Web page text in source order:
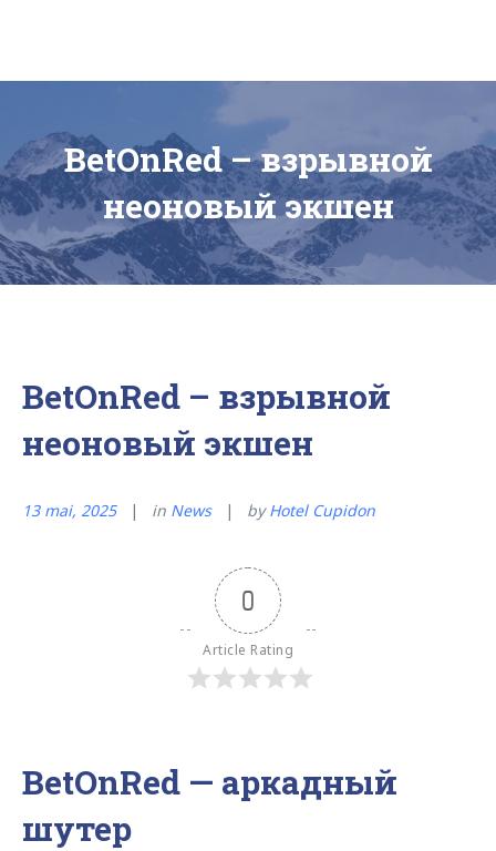
Rezerva
acumBetOnRed – взрывной
неоновый экшен
BetOnRed – взрывной
неоновый экшен
13 mai, 2025 in News byHotel Cupidon
0
Article Rating
BetOnRed — аркадный
шутер